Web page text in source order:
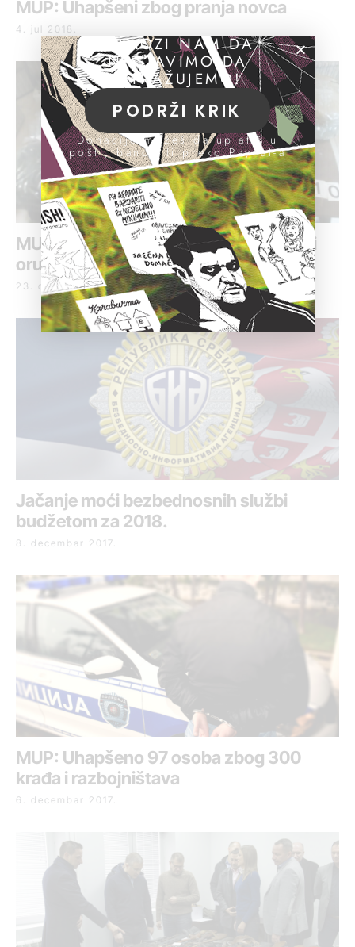
MUP: Uhapšeni zbog pranja novca
4. jul 2018.
MUP: Uhapšene 132 osobe, zaplenjeni
oružje i droga
23. decembar 2017.
Jačanje moći bezbednosnih službi
budžetom za 2018.
8. decembar 2017.
MUP: Uhapšeno 97 osoba zbog 300
krađa i razbojništava
6. decembar 2017.
POMOZI NAM DA
NASTAVIMO DA
ISTRAŽUJEMO!
PODRŽI KRIK
Donacije možeš da uplatiš u
pošti, banci ili preko PayPal-a